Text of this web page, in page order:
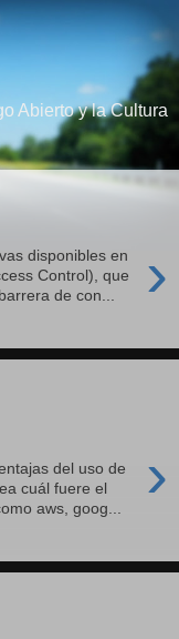
Abierto y la Cultura
›
disponibles en
Control), que
de con...
›
del uso de
cuál fuere el
aws, goog...